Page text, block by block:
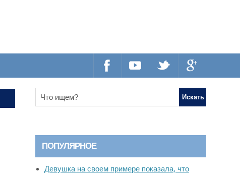
ПОПУЛЯРНОЕ
Девушка на своем примере показала, что